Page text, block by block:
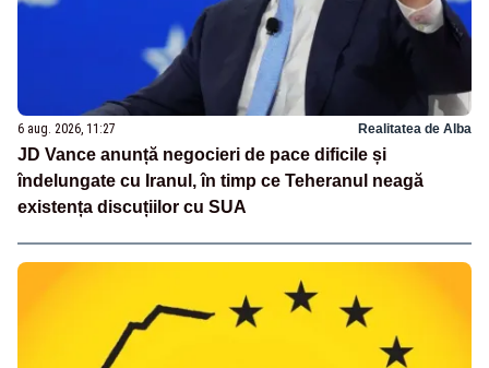
6 aug. 2026, 11:27 Realitatea de Alba
JD Vance anunță negocieri de pace dificile și
îndelungate cu Iranul, în timp ce Teheranul neagă
existența discuțiilor cu SUA